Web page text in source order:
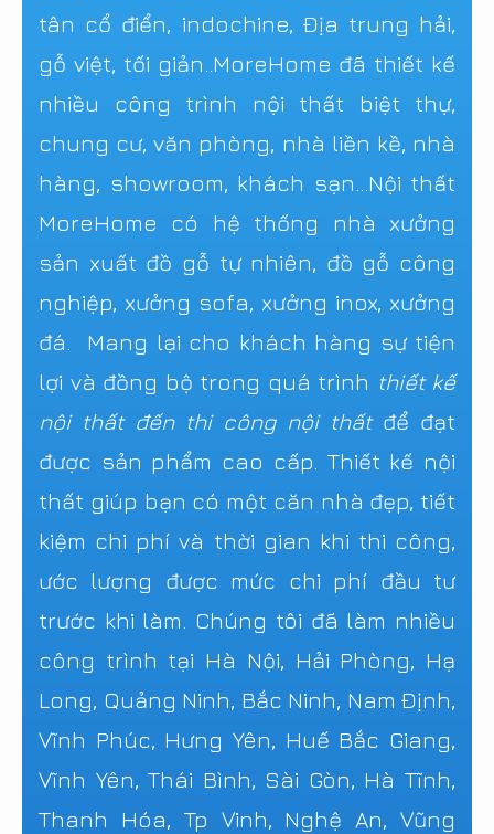
tân cổ điển, indochine, Địa trung hải,
gỗ việt, tối giản..MoreHome đã thiết kế
nhiều công trình nội thất biệt thự,
chung cư, văn phòng, nhà liền kề, nhà
hàng, showroom, khách sạn...Nội thất
MoreHome có hệ thống nhà xưởng
sản xuất đồ gỗ tự nhiên, đồ gỗ công
nghiệp, xưởng sofa, xưởng inox, xưởng
đá. Mang lại cho khách hàng sự tiện
lợi và đồng bộ trong quá trình thiết kế
nội thất đến thi công nội thấtđể đạt
được sản phẩm cao cấp. Thiết kế nội
thất giúp bạn có một căn nhà đẹp, tiết
kiệm chi phí và thời gian khi thi công,
ước lượng được mức chi phí đầu tư
trước khi làm. Chúng tôi đã làm nhiều
công trình tại Hà Nội, Hải Phòng, Hạ
Long, Quảng Ninh, Bắc Ninh, Nam Định,
Vĩnh Phúc, Hưng Yên, Huế Bắc Giang,
Vĩnh Yên, Thái Bình, Sài Gòn, Hà Tĩnh,
Thanh Hóa, Tp Vinh, Nghệ An, Vũng